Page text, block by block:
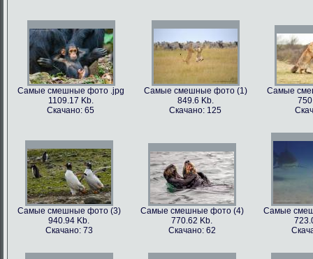
Самые смешные фото .jpg
1109.17 Kb.
Скачано: 65
Самые смешные фото (1)
849.6 Kb.
Скачано: 125
Самые
Самые смешные фото (3)
940.94 Kb.
Скачано: 73
Самые смешные фото (4)
770.62 Kb.
Скачано: 62
Самые